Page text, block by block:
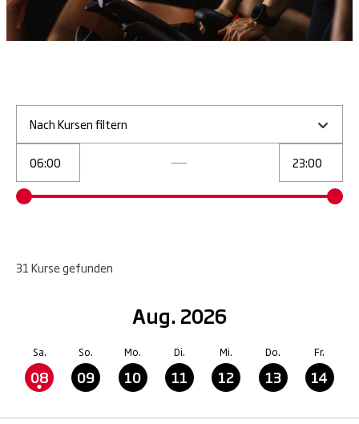
Nach Kursen filtern
31 Kursegefunden
Aug. 2026
Sa.
08
So.
09
Mo.
10
Di.
11
Mi.
12
Do.
13
Fr.
14